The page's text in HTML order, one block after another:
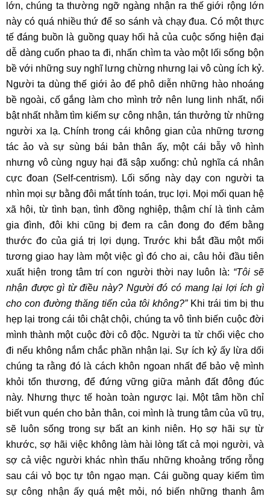
lớn, chúng ta thường ngỡ ngàng nhận ra thế giới rộng lớn
này có quá nhiều thứ để so sánh và chạy đua. Có một thực
tế đáng buồn là guồng quay hối hả của cuộc sống hiện đại
dễ dàng cuốn phao ta đi, nhấn chìm ta vào một lối sống bộn
bề với những suy nghĩ lưng chừng nhưng lại vô cùng ích kỷ.
Người ta dùng thế giới ảo để phô diễn những hào nhoáng
bề ngoài, cố gắng làm cho mình trở nên lung linh nhất, nổi
bật nhất nhằm tìm kiếm sự công nhận, tán thưởng từ những
người xa lạ. Chính trong cái không gian của những tương
tác ảo và sự sùng bái bản thân ấy, một cái bẫy vô hình
nhưng vô cùng nguy hại đã sập xuống: chủ nghĩa cá nhân
cực đoan (Self-centrism). Lối sống này dạy con người ta
nhìn mọi sự bằng đôi mắt tính toán, trục lợi. Mọi mối quan hệ
xã hội, từ tình bạn, tình đồng nghiệp, thậm chí là tình cảm
gia đình, đôi khi cũng bị đem ra cân đong đo đếm bằng
thước đo của giá trị lợi dụng. Trước khi bắt đầu một mối
tương giao hay làm một việc gì đó cho ai, câu hỏi đầu tiên
xuất hiện trong tâm trí con người thời nay luôn là: “Tôi sẽ
nhận được gì từ điều này? Người đó có mang lại lợi ích gì
cho con đường thăng tiến của tôi không?”Khi trái tim bị thu
hẹp lại trong cái tôi chật chội, chúng ta vô tình biến cuộc đời
mình thành một cuộc đời cô độc. Người ta từ chối việc cho
đi nếu không nắm chắc phần nhận lại. Sự ích kỷ ấy lừa dối
chúng ta rằng đó là cách khôn ngoan nhất để bảo vệ mình
khỏi tổn thương, để đứng vững giữa mảnh đất đông đúc
này. Nhưng thực tế hoàn toàn ngược lại. Một tâm hồn chỉ
biết vun quén cho bản thân, coi mình là trung tâm của vũ trụ,
sẽ luôn sống trong sự bất an kinh niên. Họ sợ hãi sự từ
khước, sợ hãi việc không làm hài lòng tất cả mọi người, và
sợ cả việc người khác nhìn thấu những khoảng trống rỗng
sau cái vỏ bọc tự tôn ngạo mạn. Cái guồng quay kiếm tìm
sự công nhận ấy quá mệt mỏi, nó biến những thanh âm